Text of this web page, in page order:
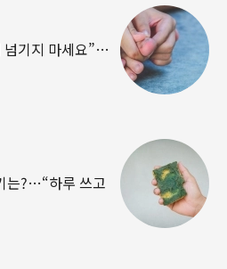
넘기지 마세요”…
는?…“하루 쓰고